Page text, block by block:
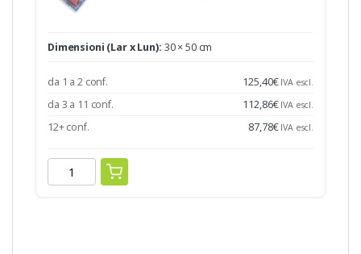
Dimensioni (Lar x Lun): 30 × 50 cm
da 1 a 2 conf. 125,40€ IVA escl.
da 3 a 11 conf. 112,86€ IVA escl.
12+ conf. 87,78€ IVA escl.